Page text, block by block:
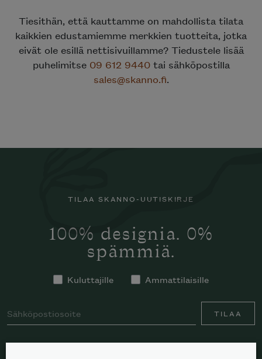
Tiesithän, että kauttamme on mahdollista tilata
kaikkien edustamiemme merkkien tuotteita, jotka
eivät ole esillä nettisivuillamme? Tiedustele lisää
puhelimitse 09 612 9440tai sähköpostilla
sales@skanno.fi.
TILAA SKANNO-UUTISKIRJE
100% designia. 0%
spämmiä.
Kuluttajille Ammattilaisille
TILAA